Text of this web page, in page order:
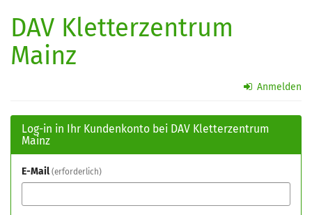
Haupt-
springen
DAV Kletterzentrum
Mainz
Anmelden
Log-in in Ihr Kundenkonto bei DAV Kletterzentrum
Mainz
E-Mail erforderlich